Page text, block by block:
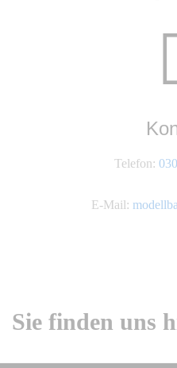
Telefon:
E-Mail:
Sie finden uns